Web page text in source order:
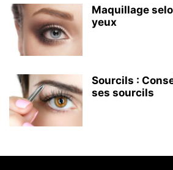
Maquillage
yeux
Sourcils :
ses sourcils